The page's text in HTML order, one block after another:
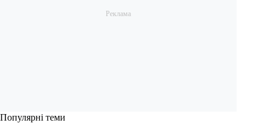
Популярні теми